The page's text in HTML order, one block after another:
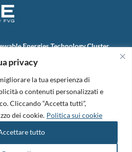
privacy
la tua esperienza di
o contenuti personalizzati e
Cliccando “Accetta tutti”,
dei cookie. Politica sui cookie
tutto
Energies Technology Cluster
01138620313
M5UXCR1
development by
Policy|Amm. Trasparente|Bandi &